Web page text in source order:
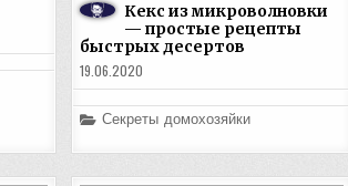
Кекс из микроволновки
— простые рецепты
быстрых десертов
19.06.2020
Posted
Секреты домохозяйки